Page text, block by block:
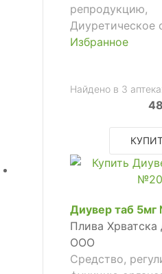
репродукцию,
Диуретическое
Избранное
Найдено в 3
Диувер таб
Плива Хрватска
ООО
Средство,